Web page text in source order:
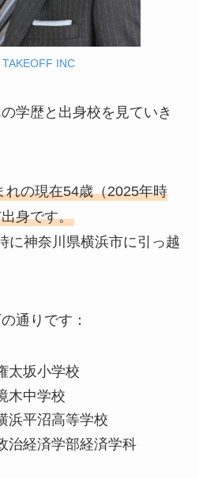
TAKEOFF INC
学歴と出身校を見ていき
れの現在54歳（2025年時
身です。
に神奈川県横浜市に引っ越
通りです：
太坂小学校
木中学校
浜平沼高等学校
治経済学部経済学科